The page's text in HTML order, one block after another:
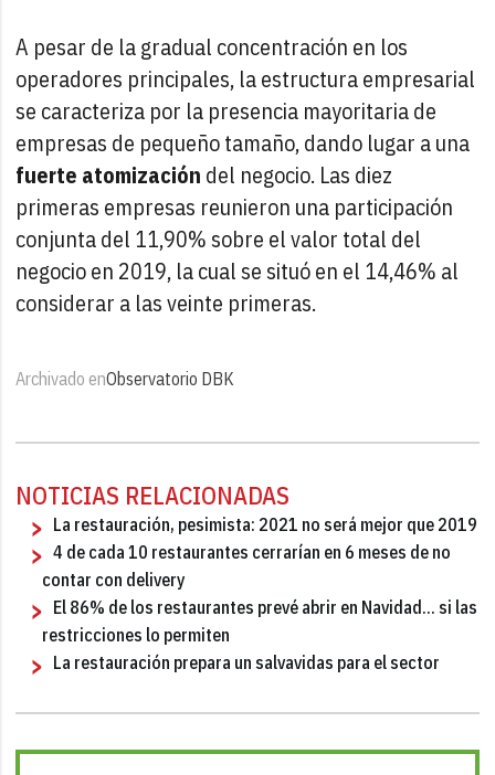
A pesar de la gradual concentración en los
operadores principales, la estructura empresarial
se caracteriza por la presencia mayoritaria de
empresas de pequeño tamaño, dando lugar a una
fuerte atomización del negocio. Las diez
primeras empresas reunieron una participación
conjunta del 11,90% sobre el valor total del
negocio en 2019, la cual se situó en el 14,46% al
considerar a las veinte primeras.
Archivado enObservatorio DBK
NOTICIAS RELACIONADAS
La restauración, pesimista: 2021 no será mejor que 2019
4 de cada 10 restaurantes cerrarían en 6 meses de no
contar con delivery
El 86% de los restaurantes prevé abrir en Navidad... si las
restricciones lo permiten
La restauración prepara un salvavidas para el sector